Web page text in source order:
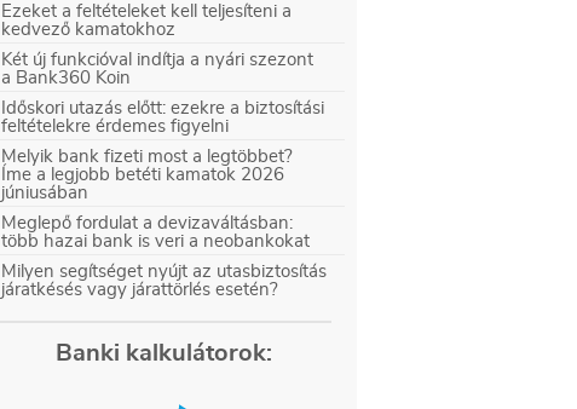
Ezeket a feltételeket kell teljesíteni a
kedvező kamatokhoz
Két új funkcióval indítja a nyári szezont
a Bank360 Koin
Időskori utazás előtt: ezekre a biztosítási
feltételekre érdemes figyelni
Melyik bank fizeti most a legtöbbet?
Íme a legjobb betéti kamatok 2026
júniusában
Meglepő fordulat a devizaváltásban:
több hazai bank is veri a neobankokat
Milyen segítséget nyújt az utasbiztosítás
járatkésés vagy járattörlés esetén?
Banki kalkulátorok: